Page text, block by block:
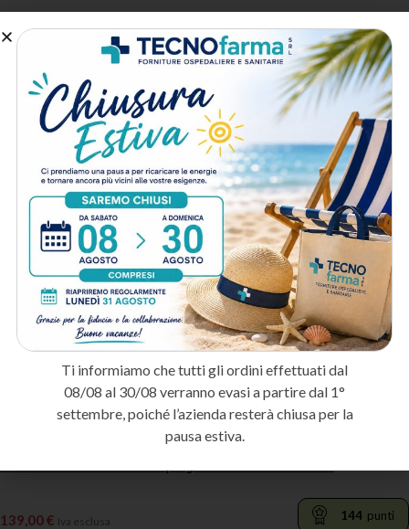
IN ARRIVO
139,00€ Iva esclusa 144 punti
Ti informiamo che tutti gli ordini effettuati dal
08/08 al 30/08 verranno evasi a partire dal 1°
settembre, poiché l’azienda resterà chiusa per la
pausa estiva.